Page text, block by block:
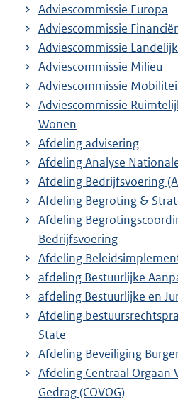
Adviescommissie Europa
Adviescommissie
Adviescommissie
Adviescommissie Milieu
Adviescommissie
Adviescommissie
Wonen
Afdeling advisering
Afdeling Analyse
Afdeling Bedrijfsvoering
Afdeling Begroting &
Afdeling
Bedrijfsvoering
Afdeling
afdeling Bestuurlijke
afdeling Bestuurlijke en
Afdeling
State
Afdeling Beveiliging
Afdeling Centraal
Gedrag (COVOG)